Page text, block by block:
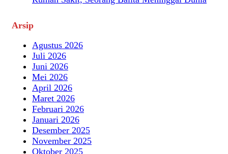
Arsip
Agustus 2026
Juli 2026
Juni 2026
Mei 2026
April 2026
Maret 2026
Februari 2026
Januari 2026
Desember 2025
November 2025
Oktober 2025